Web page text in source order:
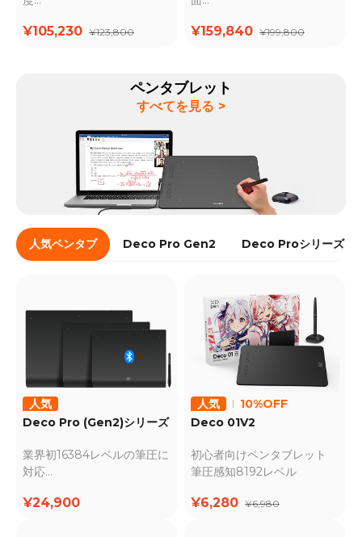
属
¥105,230 ¥123,800 ¥159,840 ¥199,800
ペンタブレット
すべてを見る >
人気ペンタブ Deco Pro Gen2 Deco Proシリーズ
人気
Deco Pro (Gen2)シリーズ
業界初16384レベルの筆圧に
対応
¥24,900
人気
10%OFF
Deco 01V2
初心者向けペンタブレット
筆圧感知8192レベル
¥6,280 ¥6,980